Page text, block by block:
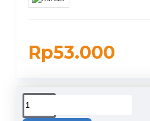
Rp53.000
DUKUNGAN PENGIRIMAN